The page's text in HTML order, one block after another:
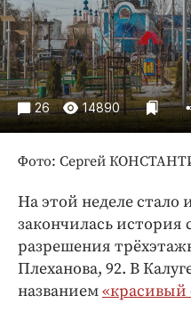
Праздники
Происшествия
Спорт
Экономика и
ПРОЕКТЫ
Блоги
Издания
Медиаперсона
Интересное чтиво
Клиника года
Бренд года
26 14890
Фото: Сергей
На этой неделе стало
закончилась история
разрешения
Плеханова, 92. В
названием«красивый